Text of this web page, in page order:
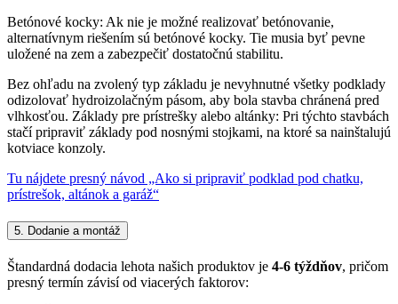
Betónové kocky: Ak nie je možné realizovať betónovanie,
alternatívnym riešením sú betónové kocky. Tie musia byť pevne
uložené na zem a zabezpečiť dostatočnú stabilitu.
Bez ohľadu na zvolený typ základu je nevyhnutné všetky podklady
odizolovať hydroizolačným pásom, aby bola stavba chránená pred
vlhkosťou. Základy pre prístrešky alebo altánky: Pri týchto stavbách
stačí pripraviť základy pod nosnými stojkami, na ktoré sa nainštalujú
kotviace konzoly.
Tu nájdete presný návod „Ako si pripraviť podklad pod chatku,
prístrešok, altánok a garáž“
5. Dodanie a montáž
Štandardná dodacia lehota našich produktov je 4-6 týždňov, pričom
presný termín závisí od viacerých faktorov: